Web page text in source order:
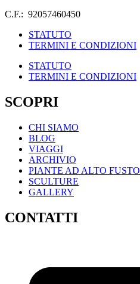
C.F.: 92057460450
STATUTO
TERMINI E CONDIZIONI
STATUTO
TERMINI E CONDIZIONI
SCOPRI
CHI SIAMO
BLOG
VIAGGI
ARCHIVIO
PIANTE AD ALTO FUSTO
SCULTURE
GALLERY
CONTATTI